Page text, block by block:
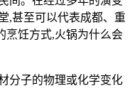
,甚至可以代表成都、重
烹饪方式,火锅为什么会
分子的物理或化学变化